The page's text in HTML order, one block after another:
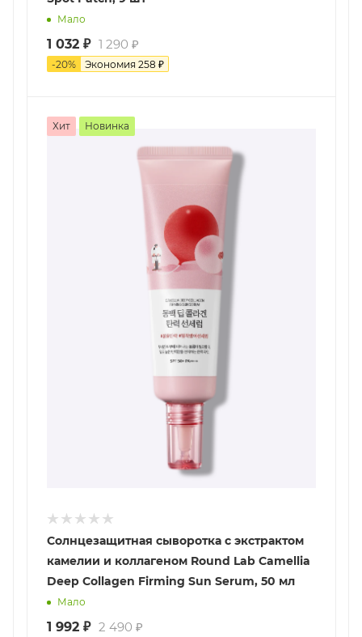
Мало
1 032 ₽ 1 290 ₽
-20% Экономия 258 ₽
Хит Новинка
Солнцезащитная сыворотка с экстрактом
камелии и коллагеном Round Lab Camellia
Deep Collagen Firming Sun Serum, 50 мл
Мало
1 992 ₽ 2 490 ₽